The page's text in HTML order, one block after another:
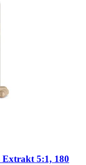
Extrakt 5:1, 180